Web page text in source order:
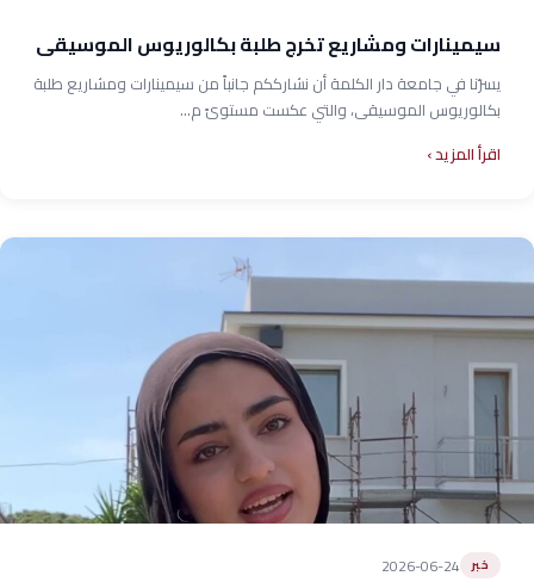
سيمينارات ومشاريع تخرج طلبة بكالوريوس الموسيقى
يسرّنا في جامعة دار الكلمة أن نشارككم جانباً من سيمينارات ومشاريع طلبة
بكالوريوس الموسيقى، والتي عكست مستوىً م...
اقرأ المزيد
خبر 2026-06-24